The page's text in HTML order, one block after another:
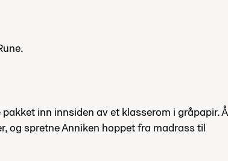
inn innsiden av et klasserom i gråpapir. Å
og spretne Anniken hoppet fra madrass til